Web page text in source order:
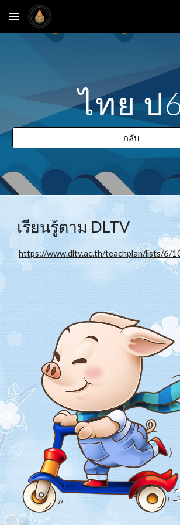
Skip to main content
ไทย ป
กลับ
เรียนรู้ตาม DLTV
https://www.dltv.ac.th/teachplan/lists/6/